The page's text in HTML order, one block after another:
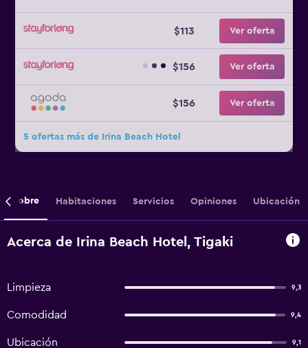
$113 Ver oferta
$156 Ver oferta
$156 Ver oferta
5 ofertas más de Irina Beach Hotel
Sobre Habitaciones Servicios Opiniones Ubicación
Acerca de Irina Beach Hotel, Tigaki
Limpieza 9,3
Comodidad 9,4
Ubicación 9,1